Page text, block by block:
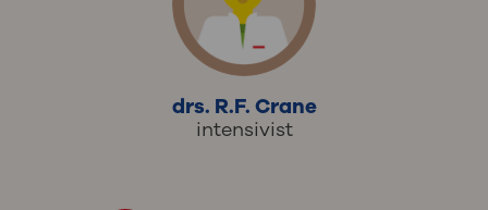
drs. R.F. Crane
intensivist